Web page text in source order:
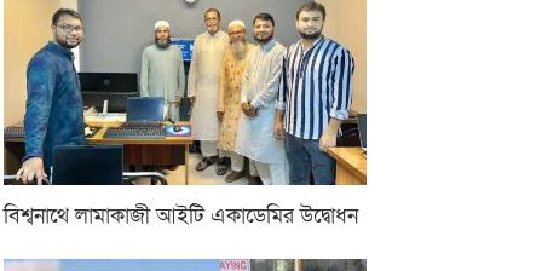
বিশ্বনাথে লামাকাজী আইটি একাডেমির উদ্বোধন